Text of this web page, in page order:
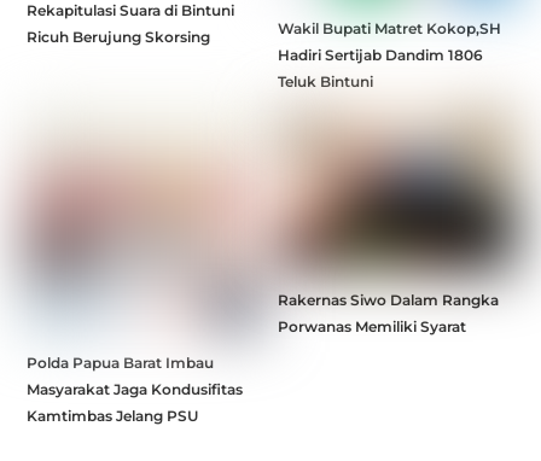
Rekapitulasi Suara di Bintuni
Ricuh Berujung Skorsing
Wakil Bupati Matret Kokop,SH
Hadiri Sertijab Dandim 1806
Teluk Bintuni
Polda Papua Barat Imbau
Masyarakat Jaga Kondusifitas
Kamtimbas Jelang PSU
Rakernas Siwo Dalam Rangka
Porwanas Memiliki Syarat